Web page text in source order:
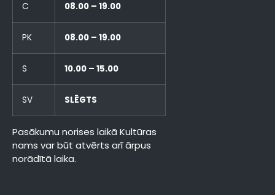
C 08.00 – 19.00
PK 08.00 – 19.00
S 10.00 – 15.00
SV SLĒGTS
Pasākumu norises laikā Kultūras
nams var būt atvērts arī ārpus
norādītā laika.